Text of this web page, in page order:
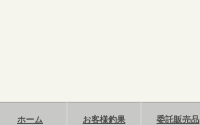
ホーム お客様釣果 委託販売品